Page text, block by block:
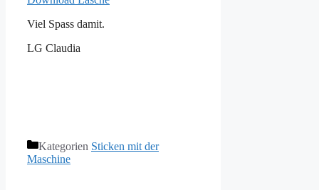
Viel Spass damit.
LG Claudia
Kategorien Sticken mit der
Maschine